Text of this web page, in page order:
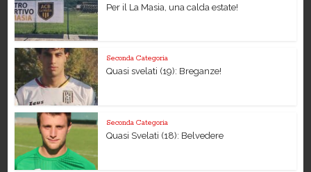
Per il La Masia, una calda estate!
Seconda Categoria
Quasi svelati (19): Breganze!
Seconda Categoria
Quasi Svelati (18): Belvedere